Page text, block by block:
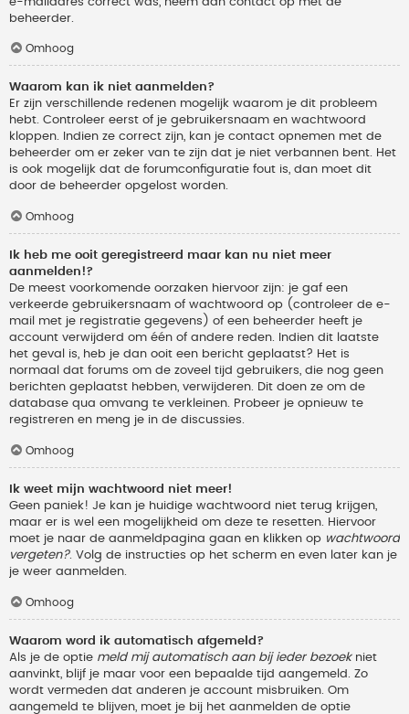
beheerder.
Omhoog
Waarom kan ik niet aanmelden?
Er zijn verschillende redenen mogelijk waarom je dit probleem
hebt. Controleer eerst of je gebruikersnaam en wachtwoord
kloppen. Indien ze correct zijn, kan je contact opnemen met de
beheerder om er zeker van te zijn dat je niet verbannen bent. Het
is ook mogelijk dat de forumconfiguratie fout is, dan moet dit
door de beheerder opgelost worden.
Omhoog
Ik heb me ooit geregistreerd maar kan nu niet meer
aanmelden!?
De meest voorkomende oorzaken hiervoor zijn: je gaf een
verkeerde gebruikersnaam of wachtwoord op (controleer de e-
mail met je registratie gegevens) of een beheerder heeft je
account verwijderd om één of andere reden. Indien dit laatste
het geval is, heb je dan ooit een bericht geplaatst? Het is
normaal dat forums om de zoveel tijd gebruikers, die nog geen
berichten geplaatst hebben, verwijderen. Dit doen ze om de
database qua omvang te verkleinen. Probeer je opnieuw te
registreren en meng je in de discussies.
Omhoog
Ik weet mijn wachtwoord niet meer!
Geen paniek! Je kan je huidige wachtwoord niet terug krijgen,
maar er is wel een mogelijkheid om deze te resetten. Hiervoor
moet je naar de aanmeldpagina gaan en klikken op wachtwoord
vergeten?. Volg de instructies op het scherm en even later kan je
je weer aanmelden.
Omhoog
Waarom word ik automatisch afgemeld?
Als je de optie meld mij automatisch aan bij ieder bezoekniet
aanvinkt, blijf je maar voor een bepaalde tijd aangemeld. Zo
wordt vermeden dat anderen je account misbruiken. Om
aangemeld te blijven, moet je bij het aanmelden de optie